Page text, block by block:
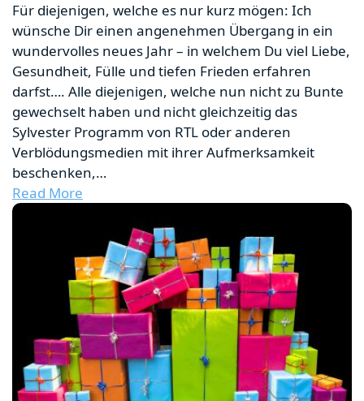
Für diejenigen, welche es nur kurz mögen: Ich
wünsche Dir einen angenehmen Übergang in ein
wundervolles neues Jahr – in welchem Du viel Liebe,
Gesundheit, Fülle und tiefen Frieden erfahren
darfst…. Alle diejenigen, welche nun nicht zu Bunte
gewechselt haben und nicht gleichzeitig das
Sylvester Programm von RTL oder anderen
Verblödungsmedien mit ihrer Aufmerksamkeit
beschenken,…
Read More